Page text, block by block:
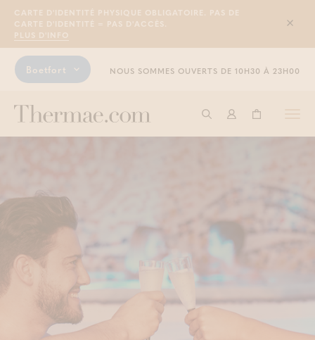
CARTE D'IDENTITÉ PHYSIQUE OBLIGATOIRE. PAS DE
CARTE D'IDENTITÉ = PAS D'ACCÈS.
PLUS D'INFO
Sluit
Boetfort NOUS SOMMES OUVERTS DE 10H30 À 23H00
Commencer à
Connexion
Panier